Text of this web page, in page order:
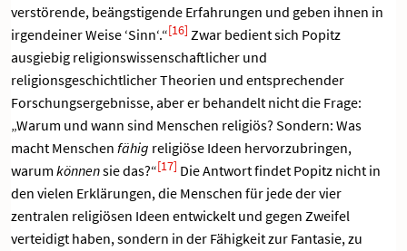
verstörende, beängstigende Erfahrungen und geben ihnen in
irgendeiner Weise ‘Sinn‘.“[16] Zwar bedient sich Popitz
ausgiebig religionswissenschaftlicher und
religionsgeschichtlicher Theorien und entsprechender
Forschungsergebnisse, aber er behandelt nicht die Frage:
„Warum und wann sind Menschen religiös? Sondern: Was
macht Menschen fähig religiöse Ideen hervorzubringen,
warum könnensie das?“[17] Die Antwort findet Popitz nicht in
den vielen Erklärungen, die Menschen für jede der vier
zentralen religiösen Ideen entwickelt und gegen Zweifel
verteidigt haben, sondern in der Fähigkeit zur Fantasie, zu